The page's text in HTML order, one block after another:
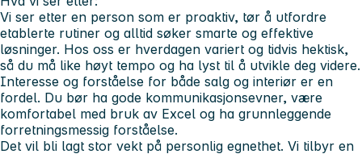
Vi ser etter en person som er proaktiv, tør å utfordre
etablerte rutiner og alltid søker smarte og effektive
løsninger. Hos oss er hverdagen variert og tidvis hektisk,
så du må like høyt tempo og ha lyst til å utvikle deg videre.
Interesse og forståelse for både salg og interiør er en
fordel. Du bør ha gode kommunikasjonsevner, være
komfortabel med bruk av Excel og ha grunnleggende
forretningsmessig forståelse.
Det vil bli lagt stor vekt på personlig egnethet. Vi tilbyr en